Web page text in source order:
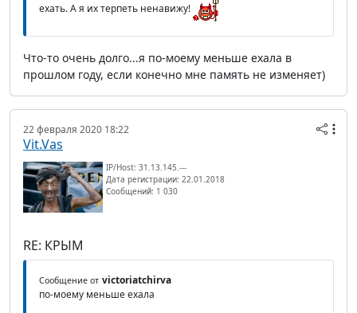
ехать. А я их терпеть ненавижу!
Что-то очень долго...я по-моему меньше ехала в
прошлом году, если конечно мне память не изменяет)
22 февраля 2020 18:22
Vit.Vas
IP/Host: 31.13.145.---
Дата регистрации: 22.01.2018
Сообщений: 1 030
RE: КРЫМ
Сообщение от victoriatchirva
по-моему меньше ехала